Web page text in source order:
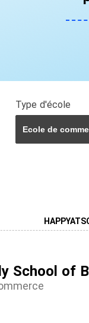
Type d'école
Ecole de
School of